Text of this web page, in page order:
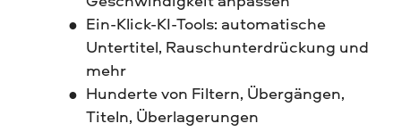
Ein-Klick-KI-Tools: automatische
Untertitel, Rauschunterdrückung und
mehr
Hunderte von Filtern, Übergängen,
Titeln, Überlagerungen